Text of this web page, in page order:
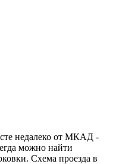
недалеко от МКАД -
можно найти
Схема проезда в